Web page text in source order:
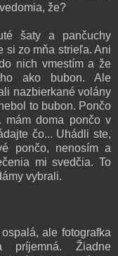
že?
šaty a pančuchy
si zo mňa strieľa. Ani
nich vmestím a že
ako bubon. Ale
nazbierkané volány
to bubon. Pončo
mám doma pončo v
čo... Uhádli ste,
pončo, nenosím a
mi svedčia. To
vybrali.
ale fotografka
Žiadne